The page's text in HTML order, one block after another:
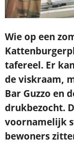
Wie op een
Kattenburger
tafereel. Er
de viskraam,
Bar Guzzo en
drukbezocht.
voornamelijk
bewoners